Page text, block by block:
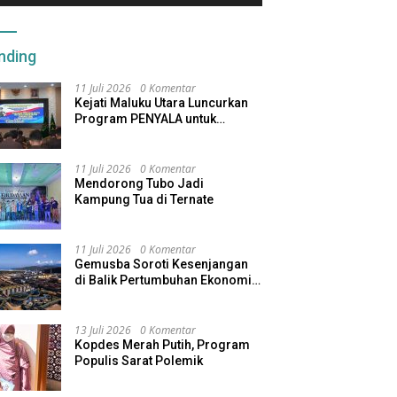
11 Juli 2026 0 Komentar
Kejati Maluku Utara Luncurkan
Program PENYALA untuk
11 Juli 2026 0 Komentar
Mendorong Tubo Jadi
Kampung Tua di Ternate
11 Juli 2026 0 Komentar
Gemusba Soroti Kesenjangan
di Balik Pertumbuhan Ekonomi
13 Juli 2026 0 Komentar
Kopdes Merah Putih, Program
Populis Sarat Polemik